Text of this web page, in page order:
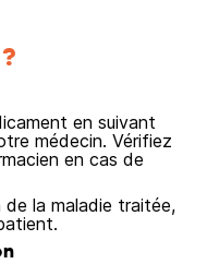
en suivant
médecin. Vérifiez
en cas de
la maladie traitée,